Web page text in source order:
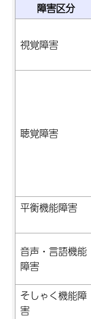
障害区分
視覚障害
聴覚障害
平衡機能障害
音声・言語機能
障害
そしゃく機能障
害